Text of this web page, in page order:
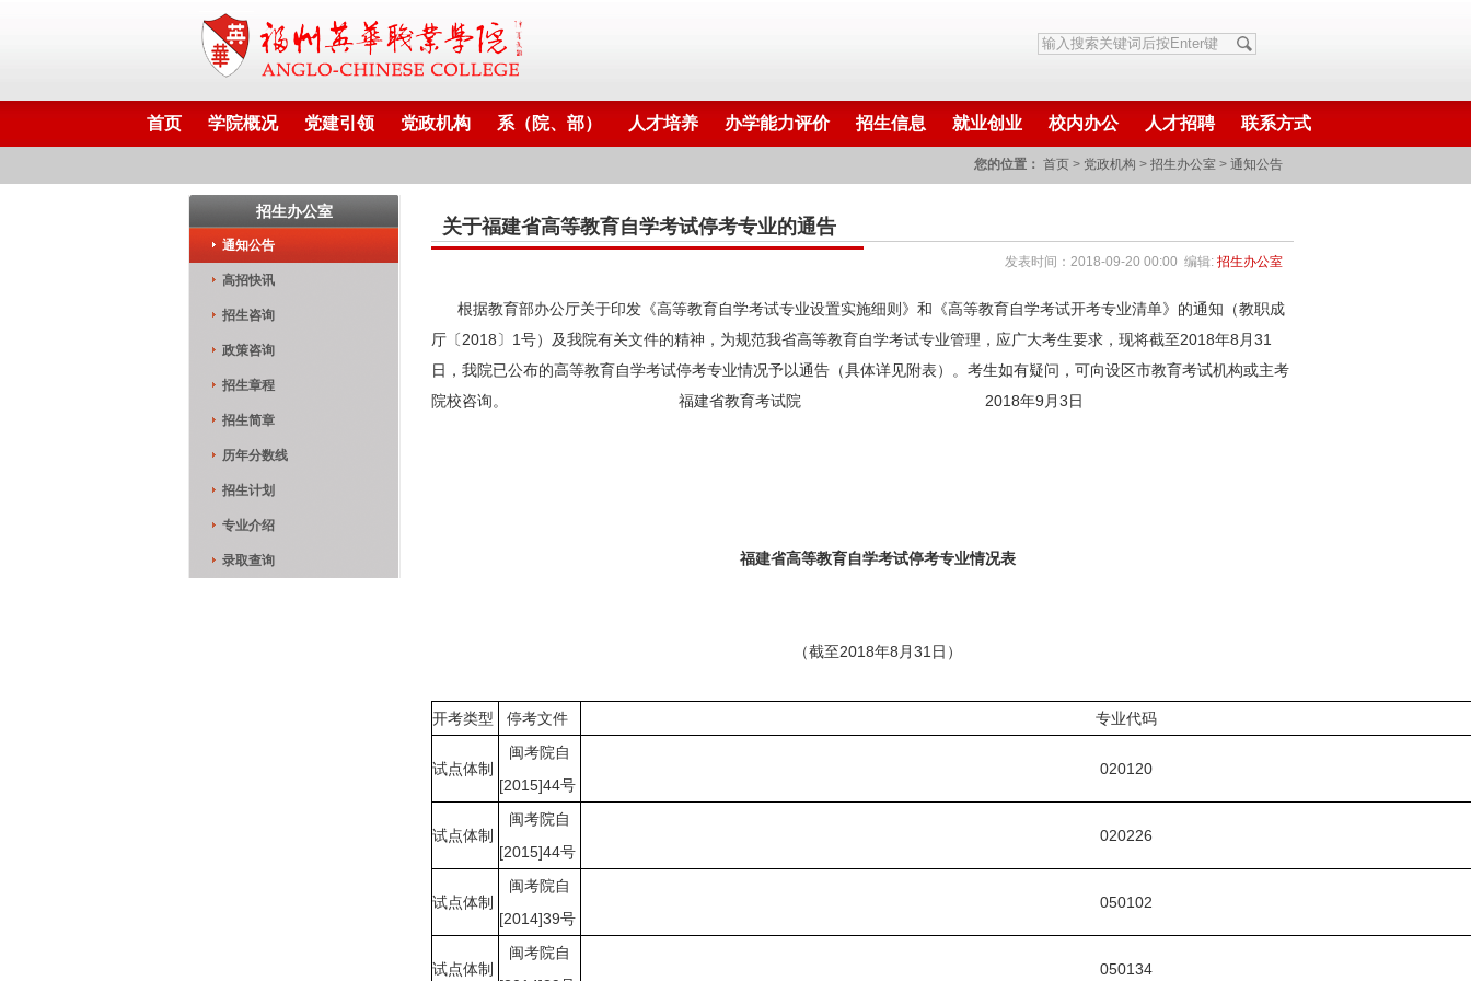
首页 学院概况 党建引领 党政机构 系（院、部） 人才培养 办学能力评价 招生信息 就业创业 校内办公 人才招聘 联系方式
您的位置： 首页 > 党政机构 > 招生办公室 > 通知公告
招生办公室
通知公告
高招快讯
招生咨询
政策咨询
招生章程
招生简章
历年分数线
招生计划
专业介绍
录取查询
关于福建省高等教育自学考试停考专业的通告
发表时间：2018-09-20 00:00 编辑: 招生办公室
根据教育部办公厅关于印发《高等教育自学考试专业设置实施细则》和《高等教育自学考试开考专业清单》的通知（教职成
厅〔2018〕1号）及我院有关文件的精神，为规范我省高等教育自学考试专业管理，应广大考生要求，现将截至2018年8月31
日，我院已公布的高等教育自学考试停考专业情况予以通告（具体详见附表）。考生如有疑问，可向设区市教育考试机构或主考
院校咨询。 福建省教育考试院 2018年9月3日
福建省高等教育自学考试停考专业情况表
（截至2018年8月31日）
开考类型 停考文件 专业代码
试点体制
闽考院自
[2015]44号
020120
试点体制
闽考院自
[2015]44号
020226
试点体制
闽考院自
[2014]39号
050102
试点体制
闽考院自
050134